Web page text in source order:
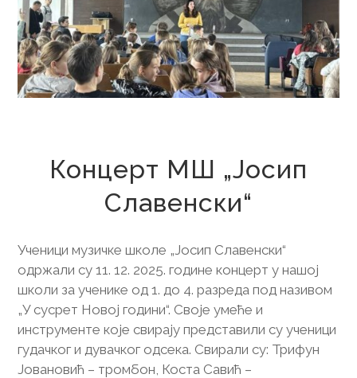
Концерт МШ „Јосип
Славенски“
Ученици музичке школе „Јосип Славенски“
одржали су 11. 12. 2025. године концерт у нашој
школи за ученике од 1. до 4. разреда под називом
„У сусрет Новој години“. Своје умеће и
инструменте које свирају представили су ученици
гудачког и дувачког одсека. Свирали су: Трифун
Јовановић – тромбон, Коста Савић –